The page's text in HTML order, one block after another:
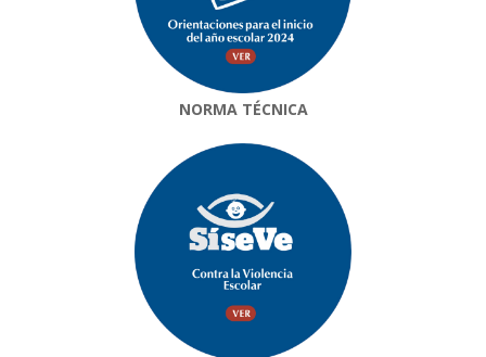
NORMA TÉCNICA